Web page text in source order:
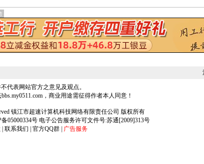
代表网站官方之意见及观点。
，商业用途需征得作者本人同意！
镇江市超速计算机科技网络有限责任公司 版权所有
05000334号 电子公告服务许可文件号:苏通[2009]313号
联系我们 官方QQ群 广告服务